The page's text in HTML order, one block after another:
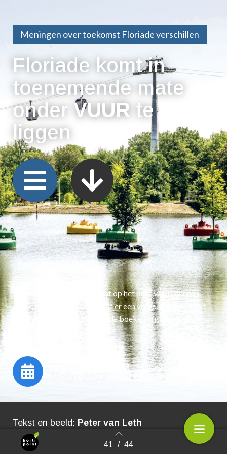
Terug naar overzicht 41 / 44
Meningen over toekomst Floriade verschillen
Floriade komt in
toenemende mate
onder VUUR te
liggen
De Floriade Expo 2022 staat op het punt van beginnen.
Het is nog even afwachten of er een vervolg komt of dat
de zevende editie in Almere de boeken in gaat als de
Tekst en beeld: Peter van Leth